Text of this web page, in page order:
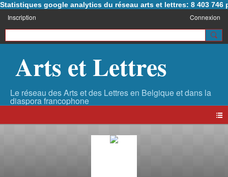
Statistiques google analytics du réseau arts et lettres: 8 403 746
Inscription Connexion
Arts et Lettres